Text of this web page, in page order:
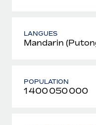
LANGUES
Mandarin
POPULATION
1 400 050 000